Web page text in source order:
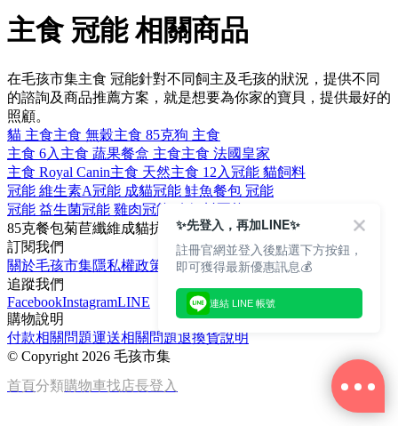
主食 冠能 相關商品
在毛孩市集主食 冠能針對不同飼主及毛孩的狀況，提供不同
的諮詢及商品推薦方案，就是想要為你家的寶貝，提供最好的
照顧。
貓 主食主食 無穀主食 85克狗 主食
主食 6入 主食 蔬果餐盒 主食主食 法國皇家
主食 Royal Canin主食 天然主食 12入冠能 貓飼料
冠能 維生素A冠能 成貓冠能 鮭魚餐包 冠能
冠能 益生菌冠能 雞肉冠能 狗飼料
85克餐包菊苣纖維成貓抗氧化
訂閱我們
關於毛孩市集隱私權政策
文章
追蹤我們
FacebookInstagramLINE
購物說明
付款相關問題運送相關問題退換貨說明
© Copyright 2026 毛孩市集
首頁分類購物車找店長登入
✨先登入，再加LINE✨
註冊官網並登入後點選下方按鈕，
即可獲得最新優惠訊息💰
連結 LINE 帳號